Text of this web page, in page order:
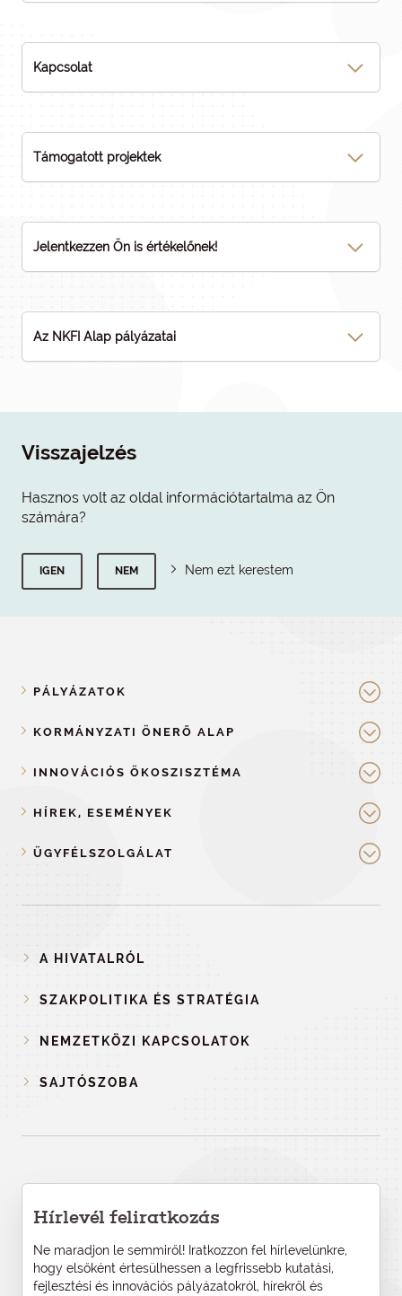
Kapcsolat
Támogatott projektek
Jelentkezzen Ön is értékelőnek!
Az NKFI Alap pályázatai
Visszajelzés
Hasznos volt az oldal információtartalma az Ön
számára?
IGEN NEM Nem ezt kerestem
PÁLYÁZATOK
KORMÁNYZATI ÖNERŐ ALAP
INNOVÁCIÓS ÖKOSZISZTÉMA
HÍREK, ESEMÉNYEK
ÜGYFÉLSZOLGÁLAT
A HIVATALRÓL
SZAKPOLITIKA ÉS STRATÉGIA
NEMZETKÖZI KAPCSOLATOK
SAJTÓSZOBA
Hírlevél feliratkozás
Ne maradjon le semmiről! Iratkozzon fel hírlevelünkre,
hogy elsőként értesülhessen a legfrissebb kutatási,
fejlesztési és innovációs pályázatokról, hírekről és